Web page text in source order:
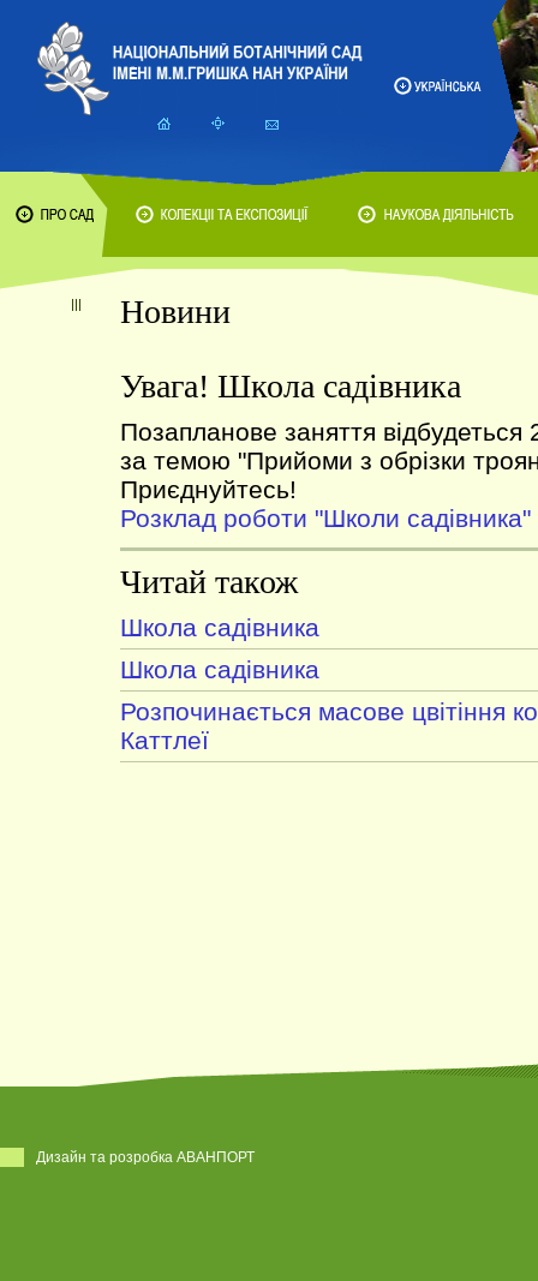
Новини
Увага! Школа садівника
Позапланове заняття
за темою "Прийоми з обрізки
Приєднуйтесь!
Розклад роботи "Школи садівника"
Читай також
Школа садівника
Школа садівника
Розпочинається масове цвітіння
Каттлеї
Дизайн та розробка АВАНПОРТ